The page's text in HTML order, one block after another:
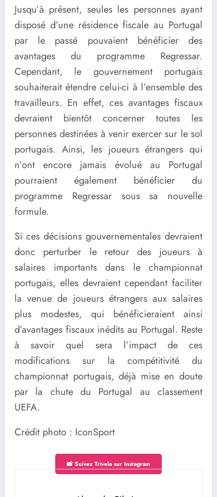
Jusqu’à présent, seules les personnes ayant
disposé d’une résidence fiscale au Portugal
par le passé pouvaient bénéficier des
avantages du programme Regressar.
Cependant, le gouvernement portugais
souhaiterait étendre celui-ci à l’ensemble des
travailleurs. En effet, ces avantages fiscaux
devraient bientôt concerner toutes les
personnes destinées à venir exercer sur le sol
portugais. Ainsi, les joueurs étrangers qui
n’ont encore jamais évolué au Portugal
pourraient également bénéficier du
programme Regressar sous sa nouvelle
formule.
Si ces décisions gouvernementales devraient
donc perturber le retour des joueurs à
salaires importants dans le championnat
portugais, elles devraient cependant faciliter
la venue de joueurs étrangers aux salaires
plus modestes, qui bénéficieraient ainsi
d’avantages fiscaux inédits au Portugal. Reste
à savoir quel sera l’impact de ces
modifications sur la compétitivité du
championnat portugais, déjà mise en doute
par la chute du Portugal au classement
UEFA.
Crédit photo : IconSport
📸 Suivez Trivela sur Instagram